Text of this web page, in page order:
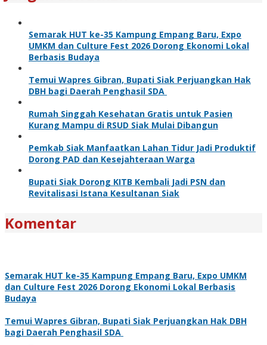
Semarak HUT ke-35 Kampung Empang Baru, Expo
UMKM dan Culture Fest 2026 Dorong Ekonomi Lokal
Berbasis Budaya
Temui Wapres Gibran, Bupati Siak Perjuangkan Hak
DBH bagi Daerah Penghasil SDA
Rumah Singgah Kesehatan Gratis untuk Pasien
Kurang Mampu di RSUD Siak Mulai Dibangun
Pemkab Siak Manfaatkan Lahan Tidur Jadi Produktif
Dorong PAD dan Kesejahteraan Warga
Bupati Siak Dorong KITB Kembali Jadi PSN dan
Revitalisasi Istana Kesultanan Siak
Komentar
Semarak HUT ke-35 Kampung Empang Baru, Expo UMKM
dan Culture Fest 2026 Dorong Ekonomi Lokal Berbasis
Budaya
Temui Wapres Gibran, Bupati Siak Perjuangkan Hak DBH
bagi Daerah Penghasil SDA